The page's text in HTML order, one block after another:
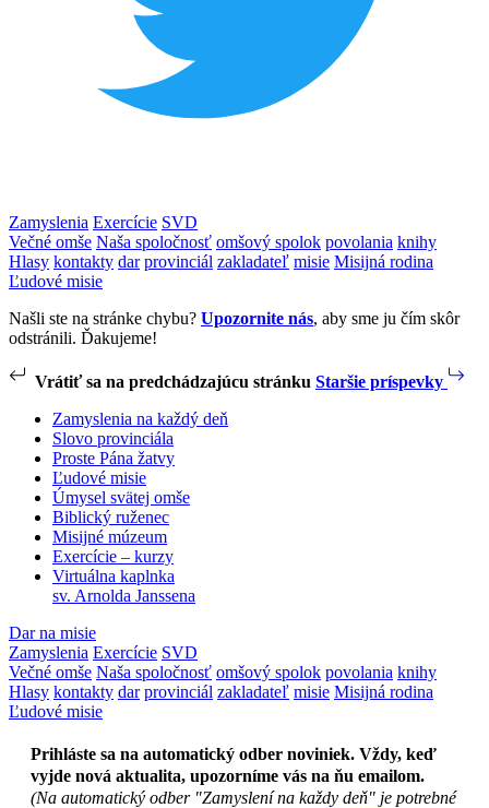
Zamyslenia Exercície SVD
Večné omše Naša spoločnosť omšový spolok povolania knihy
Hlasy kontakty dar provinciál zakladateľ misie Misijná rodina
Ľudové misie
Našli ste na stránke chybu? Upozornite nás, aby sme ju čím skôr
odstránili. Ďakujeme!
Vrátiť sa na predchádzajúcu stránku Staršie príspevky
Zamyslenia na každý deň
Slovo provinciála
Proste Pána žatvy
Ľudové misie
Úmysel svätej omše
Biblický ruženec
Misijné múzeum
Exercície – kurzy
Virtuálna kaplnka
sv. Arnolda Janssena
Dar na misie
Zamyslenia Exercície SVD
Večné omše Naša spoločnosť omšový spolok povolania knihy
Hlasy kontakty dar provinciál zakladateľ misie Misijná rodina
Ľudové misie
Prihláste sa na automatický odber noviniek. Vždy, keď
vyjde nová aktualita, upozorníme vás na ňu emailom.
(Na automatický odber "Zamyslení na každy deň" je potrebné